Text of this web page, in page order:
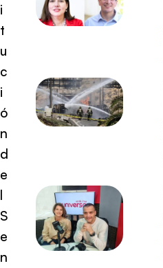
i
t
u
c
i
ó
n
d
e
l
S
e
n